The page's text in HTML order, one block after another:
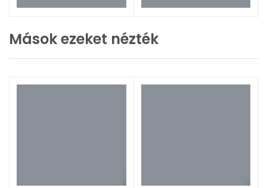
Mások ezeket nézték